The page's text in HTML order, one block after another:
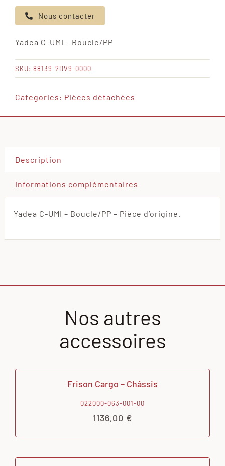
de
Yadea
UMI
-
Boucle/PP
Nous contacter
Yadea C-UMI – Boucle/PP
SKU: 88139-2DV9-0000
Categories: Pièces détachées
Description
Informations complémentaires
Yadea C-UMI – Boucle/PP – Pièce d’origine.
Nos autres
accessoires
Frison Cargo – Châssis
022000-063-001-00
1136,00 €